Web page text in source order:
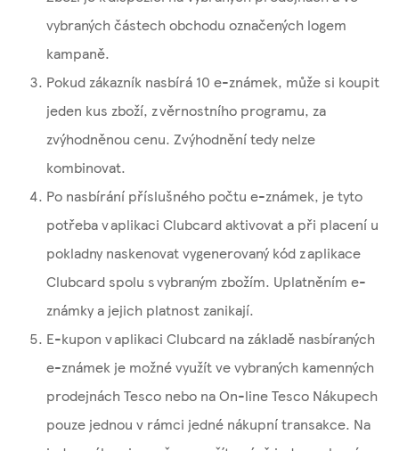
vybraných částech obchodu označených logem
kampaně.
Pokud zákazník nasbírá 10 e-známek, může si koupit
jeden kus zboží, z věrnostního programu, za
zvýhodněnou cenu. Zvýhodnění tedy nelze
kombinovat.
Po nasbírání příslušného počtu e-známek, je tyto
potřeba v aplikaci Clubcard aktivovat a při placení u
pokladny naskenovat vygenerovaný kód z aplikace
Clubcard spolu s vybraným zbožím. Uplatněním e-
známky a jejich platnost zanikají.
E-kupon v aplikaci Clubcard na základě nasbíraných
e-známek je možné využít ve vybraných kamenných
prodejnách Tesco nebo na On-line Tesco Nákupech
pouze jednou v rámci jedné nákupní transakce. Na